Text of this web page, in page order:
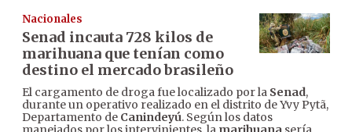
Nacionales
Senad incauta 728 kilos de
marihuana que tenían como
destino el mercado brasileño
El cargamento de droga fue localizado por la Senad,
durante un operativo realizado en el distrito de Yvy Pytã,
Departamento de Canindeyú. Según los datos